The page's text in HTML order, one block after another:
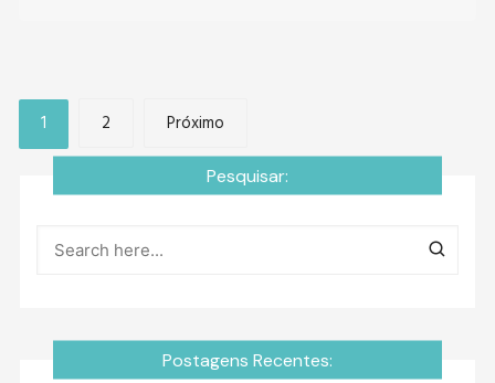
Paginação
de
posts
1 2 Próximo
Pesquisar:
Postagens Recentes: